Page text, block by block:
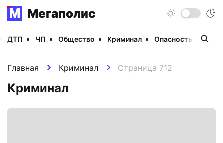
Мегаполис
ДТП ЧП Общество Криминал Опасность
Главная Криминал Страница 712
Криминал